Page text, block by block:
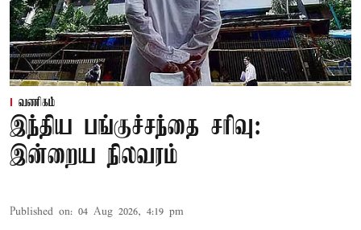
வணிகம்
இந்திய பங்குச்சந்தை சரிவு:
இன்றைய நிலவரம்
Published on: 04 Aug 2026, 4:19 pm